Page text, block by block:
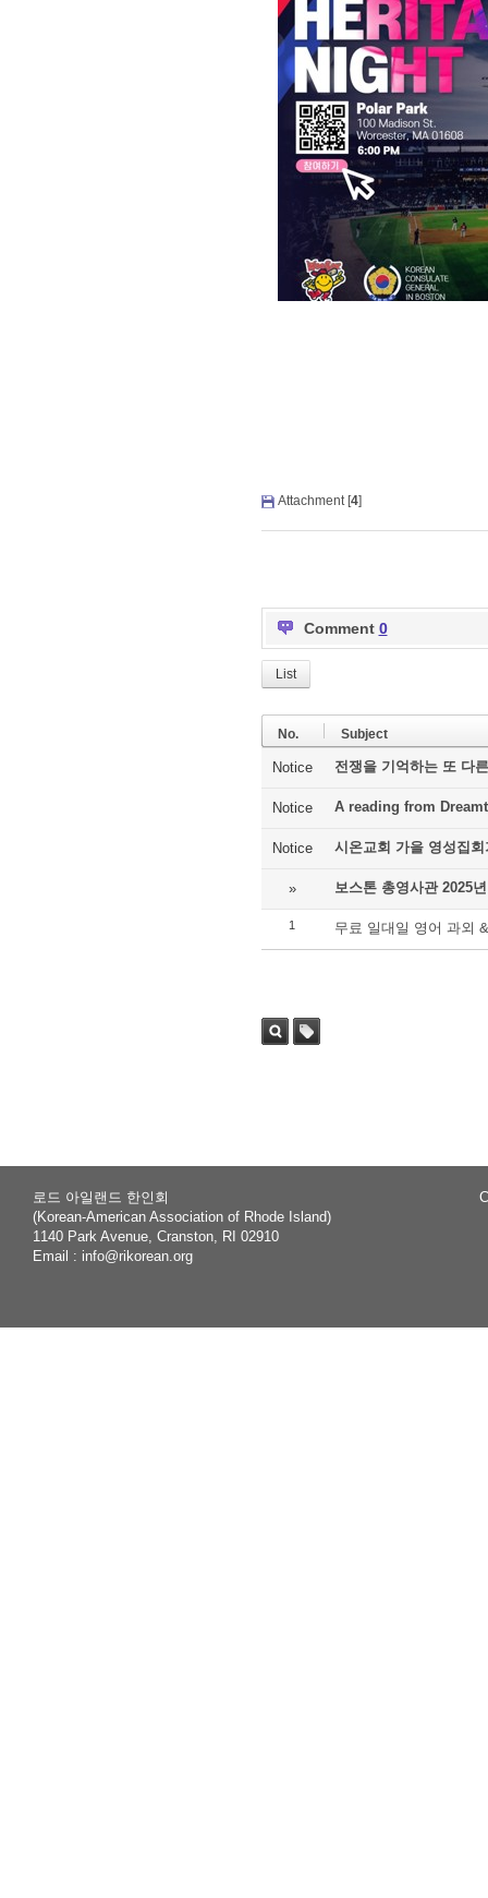
Attachment [4]
Comment 0
List
No. Subject
Notice 전쟁을 기억하는 또 다
Notice A reading from
Notice 시온교회 가을 영성집
» 보스톤 총영사관 2025
1 무료 일대일 영어 과외
로드 아일랜드 한인회
(Korean-American Association of Rhode Island)
1140 Park Avenue, Cranston, RI 02910
Email : info@rikorean.org